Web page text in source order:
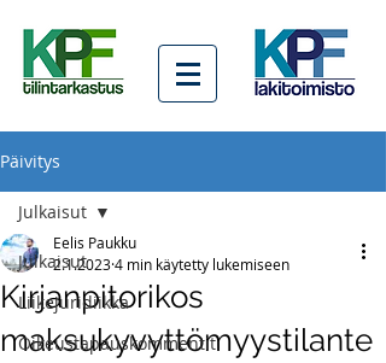
Päivitys
Julkaisut
Liikejuridiikka
Oikeustapauskommentit
Julkaisut
Kirjanpitorikos
maksukyvyttömyystilante
Eelis Paukku
2.1.20234 min käytetty lukemiseen